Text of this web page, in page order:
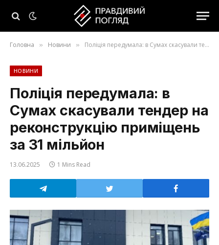
Головна » Новини » Поліція передумала: в Сумах скасували тендер на реконструкцію приміщень за 31 мільйон
НОВИНИ
Поліція передумала: в
Сумах скасували тендер на
реконструкцію приміщень
за 31 мільйон
13.06.2025 1 Mins Read